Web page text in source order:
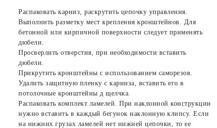
Распаковать карниз, раскрутить цепочку управления.
Выполнить разметку мест крепления кронштейнов. Для
бетонной или кирпичной поверхности следует применять
дюбели.
Просверлить отверстия, при необходимости вставить
дюбели.
Прикрутить кронштейны с использованием саморезов.
Удалить защитную пленку с карниза, вставить его в
потолочные кронштейны д щелчка.
Распаковать комплект ламелей. При наклонной конструкции
нужно вставить в каждый бегунок наклонную клипсу. Если
на нижних грузах ламелей нет нижней цепочки, то ее